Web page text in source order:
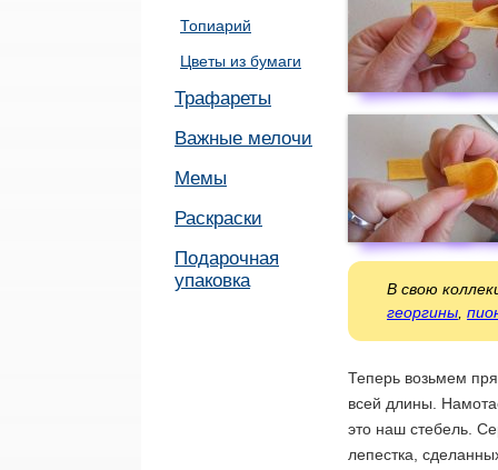
Топиарий
Цветы из бумаги
Трафареты
Важные мелочи
Мемы
Раскраски
Подарочная
упаковка
В свою
георгины,
Теперь возьмем
всей длины.
это наш стебель.
лепестка,